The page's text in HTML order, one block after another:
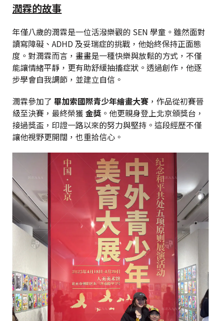
潤霖的故事
年僅八歲的潤霖是一位活潑樂觀的 SEN 學童。雖然面對
讀寫障礙、ADHD 及妥瑞症的挑戰，他始終保持正面態
度。對潤霖而言，畫畫是一種快樂與放鬆的方式，不僅
能讓情緒平靜，更有助舒緩抽搐症狀。透過創作，他逐
步學會自我調節，並建立自信。
潤霖參加了 畢加索國際青少年繪畫大賽 ，作品從初賽晉
級至決賽，最終榮獲金獎 。他更親身登上北京頒獎台，
接過獎盃，印證一路以來的努力與堅持。這段經歷不僅
讓他視野更開闊，也重拾信心。